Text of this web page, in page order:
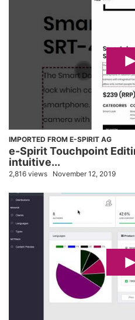
IMPORTED FROM E-SPIRIT AG
e-Spirit Touchpoint
intuitive...
2,816 views November 12, 2019